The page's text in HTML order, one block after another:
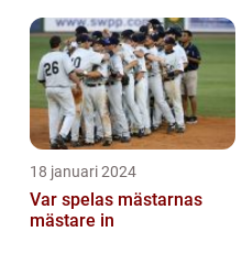
18 januari 2024
Var spelas mästarnas
mästare in